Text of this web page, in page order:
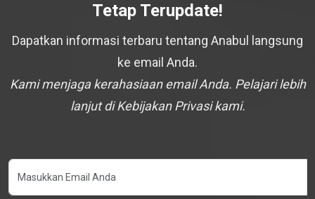
Tetap Terupdate!
Dapatkan informasi terbaru tentang Anabul langsung
ke email Anda.
Kami menjaga kerahasiaan email Anda. Pelajari lebih
lanjut di Kebijakan Privasi kami.